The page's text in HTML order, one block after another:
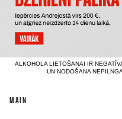
ALKOHOLA LIETOŠANAI IR
UN NODOŠANA
MAIN